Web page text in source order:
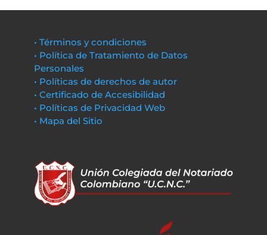
• Términos y condiciones
• Política de Tratamiento de Datos
Personales
• Políticas de derechos de autor
• Certificado de Accesibilidad
• Políticas de Privacidad Web
• Mapa del Sitio